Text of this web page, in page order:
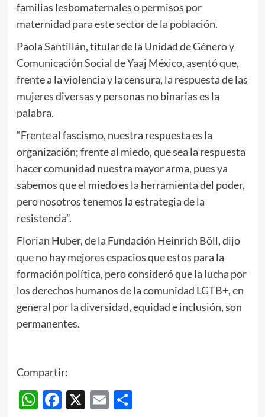
familias lesbomaternales o permisos por
maternidad para este sector de la población.
Paola Santillán, titular de la Unidad de Género y
Comunicación Social de Yaaj México, asentó que,
frente a la violencia y la censura, la respuesta de las
mujeres diversas y personas no binarias es la
palabra.
“Frente al fascismo, nuestra respuesta es la
organización; frente al miedo, que sea la respuesta
hacer comunidad nuestra mayor arma, pues ya
sabemos que el miedo es la herramienta del poder,
pero nosotros tenemos la estrategia de la
resistencia”.
Florian Huber, de la Fundación Heinrich Böll, dijo
que no hay mejores espacios que estos para la
formación política, pero consideró que la lucha por
los derechos humanos de la comunidad LGTB+, en
general por la diversidad, equidad e inclusión, son
permanentes.
Compartir:
WhatsApp
Facebook
X EmailCompartir